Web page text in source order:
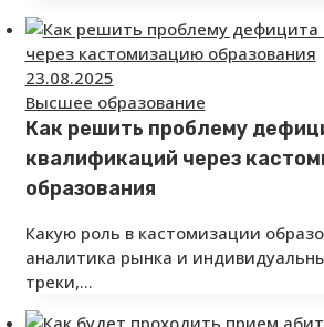
23.08.2025
Высшее образование
Как решить проблему
квалификаций через
образования
Какую роль в кастомизации
аналитика рынка и
треки,…